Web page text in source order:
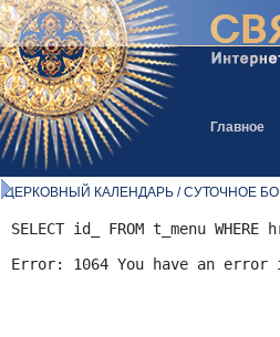
Главное
ЦЕРКОВНЫЙ КАЛЕНДАРЬ / СУТОЧНОЕ
SELECT id_ FROM t_menu